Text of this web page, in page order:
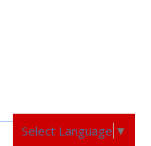
Select Language ▼